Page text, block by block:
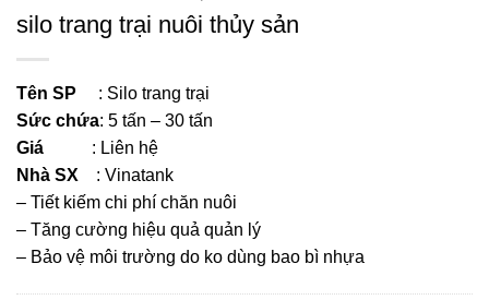
silo trang trại nuôi thủy sản
Tên SP : Silo trang trại
Sức chứa: 5 tấn – 30 tấn
Giá : Liên hệ
Nhà SX : Vinatank
– Tiết kiếm chi phí chăn nuôi
– Tăng cường hiệu quả quản lý
– Bảo vệ môi trường do ko dùng bao bì nhựa